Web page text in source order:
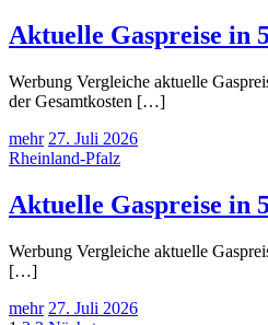
Aktuelle Gaspreise in
Werbung Vergleiche aktuelle
der Gesamtkosten […]
mehr 27. Juli 2026
Rheinland-Pfalz
Aktuelle Gaspreise in
Werbung Vergleiche aktuelle
[…]
mehr 27. Juli 2026